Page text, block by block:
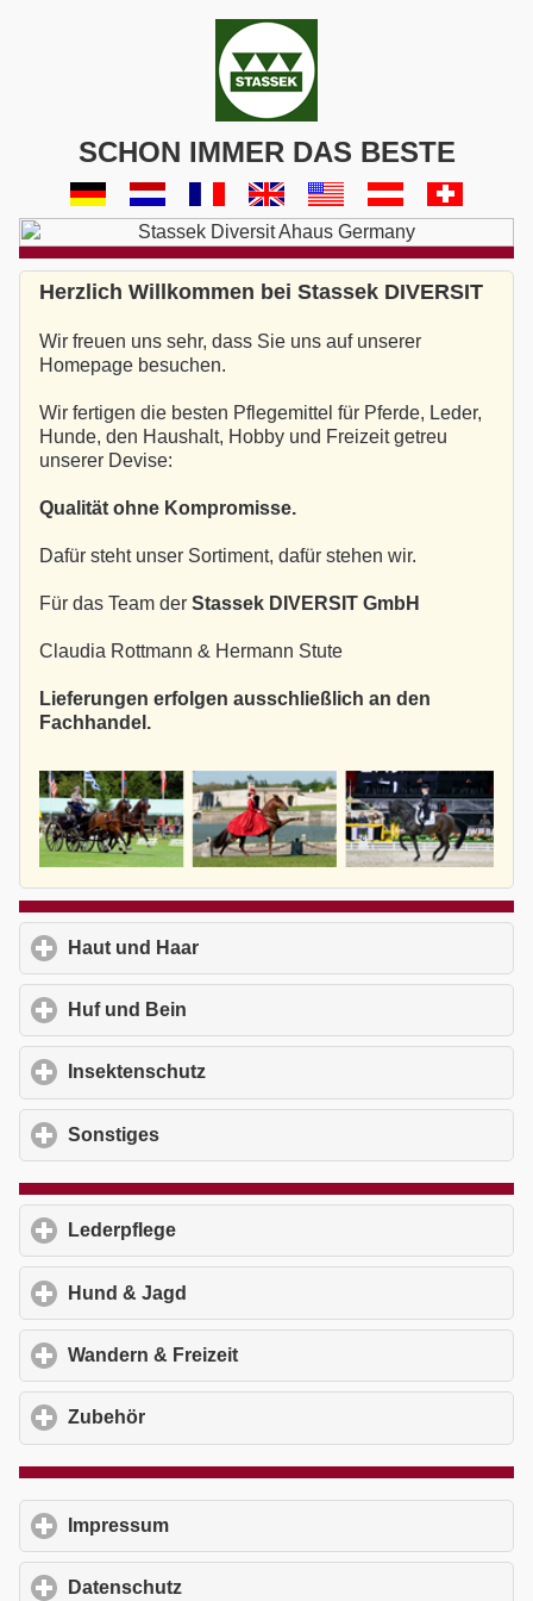
SCHON IMMER DAS BESTE
Herzlich Willkommen bei Stassek DIVERSIT
Wir freuen uns sehr, dass Sie uns auf unserer
Homepage besuchen.
Wir fertigen die besten Pflegemittel für Pferde, Leder,
Hunde, den Haushalt, Hobby und Freizeit getreu
unserer Devise:
Qualität ohne Kompromisse.
Dafür steht unser Sortiment, dafür stehen wir.
Für das Team der Stassek DIVERSIT GmbH
Claudia Rottmann & Hermann Stute
Lieferungen erfolgen ausschließlich an den
Fachhandel.
Haut und Haar
Huf und Bein
Insektenschutz
Sonstiges
Lederpflege
Hund & Jagd
Wandern & Freizeit
Zubehör
Impressum
Datenschutz